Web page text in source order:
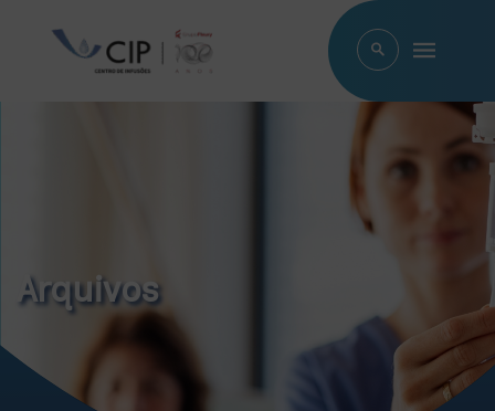
Arquivos
Arquivos
Arquivos